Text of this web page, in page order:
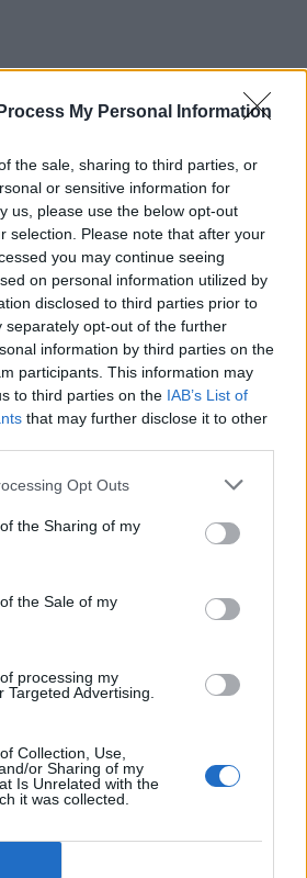
My Personal Information
the sale, sharing to third parties, or
or sensitive information for
us, please use the below opt-out
selection. Please note that after your
you may continue seeing
on personal information utilized by
disclosed to third parties prior to
separately opt-out of the further
information by third parties on the
participants. This information may
to third parties on the IAB’s List of
that may further disclose it to other
Opt Outs
the Sharing of my
the Sale of my
processing my
Targeted Advertising.
Collection, Use,
or Sharing of my
Is Unrelated with the
it was collected.